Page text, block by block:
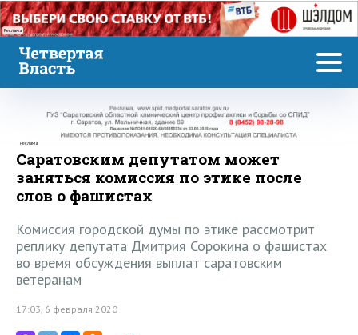
Реклама
Реклама
Саратовским депутатом может
заняться комиссия по этике после
слов о фашистах
Комиссия городской думы по этике рассмотрит
реплику депутата Дмитрия Сорокина о фашистах
во время обсуждения выплат саратовским
ветеранам
17:03, 6 февраля 2020